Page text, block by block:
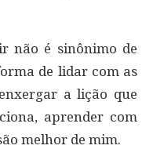
não é sinônimo de
de lidar com as
a lição que
aprender com
melhor de mim.